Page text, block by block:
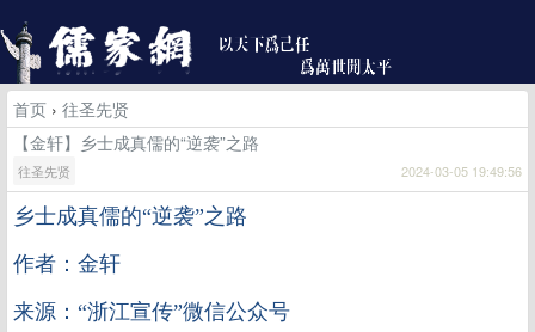
首页 › 往圣先贤
【金轩】乡士成真儒的“逆袭”之路
往圣先贤 2024-03-05 19:49:56
乡士成真儒的“逆袭”之路
作者：金轩
来源：“浙江宣传”微信公众号